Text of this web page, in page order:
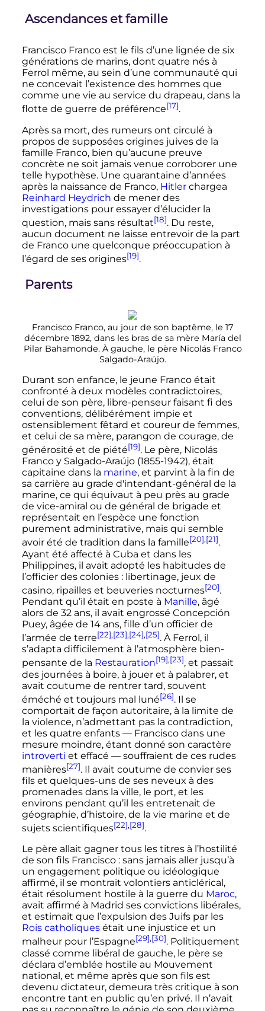
Ascendances et famille
Francisco Franco est le fils d’une lignée de six
générations de marins, dont quatre nés à
Ferrol même, au sein d’une communauté qui
ne concevait l’existence des hommes que
comme une vie au service du drapeau, dans la
flotte de guerre de préférence[17].
Après sa mort, des rumeurs ont circulé à
propos de supposées origines juives de la
famille Franco, bien qu’aucune preuve
concrète ne soit jamais venue corroborer une
telle hypothèse. Une quarantaine d’années
après la naissance de Franco, Hitlerchargea
Reinhard Heydrich de mener des
investigations pour essayer d’élucider la
question, mais sans résultat[18]. Du reste,
aucun document ne laisse entrevoir de la part
de Franco une quelconque préoccupation à
l’égard de ses origines[19].
Parents
Francisco Franco, au jour de son baptême, le 17
décembre 1892, dans les bras de sa mère María del
Pilar Bahamonde. À gauche, le père Nicolás Franco
Salgado-Araújo.
Durant son enfance, le jeune Franco était
confronté à deux modèles contradictoires,
celui de son père, libre-penseur faisant fi des
conventions, délibérément impie et
ostensiblement fêtard et coureur de femmes,
et celui de sa mère, parangon de courage, de
générosité et de piété[19]. Le père, Nicolás
Franco y Salgado-Araújo (1855-1942), était
capitaine dans la marine, et parvint à la fin de
sa carrière au grade d'intendant-général de la
marine, ce qui équivaut à peu près au grade
de vice-amiral ou de général de brigade et
représentait en l’espèce une fonction
purement administrative, mais qui semble
avoir été de tradition dans la famille[20],[21].
Ayant été affecté à Cuba et dans les
Philippines, il avait adopté les habitudes de
l’officier des colonies : libertinage, jeux de
casino, ripailles et beuveries nocturnes[20].
Pendant qu’il était en poste à Manille, âgé
alors de 32 ans, il avait engrossé Concepción
Puey, âgée de 14 ans, fille d’un officier de
l’armée de terre[22],[23],[24],[25]. À Ferrol, il
s’adapta difficilement à l’atmosphère bien-
pensante de la Restauration[19],[23], et passait
des journées à boire, à jouer et à palabrer, et
avait coutume de rentrer tard, souvent
éméché et toujours mal luné[26]. Il se
comportait de façon autoritaire, à la limite de
la violence, n’admettant pas la contradiction,
et les quatre enfants — Francisco dans une
mesure moindre, étant donné son caractère
introverti et effacé — souffraient de ces rudes
manières[27]. Il avait coutume de convier ses
fils et quelques-uns de ses neveux à des
promenades dans la ville, le port, et les
environs pendant qu’il les entretenait de
géographie, d’histoire, de la vie marine et de
sujets scientifiques[22],[28].
Le père allait gagner tous les titres à l’hostilité
de son fils Francisco : sans jamais aller jusqu’à
un engagement politique ou idéologique
affirmé, il se montrait volontiers anticlérical,
était résolument hostile à la guerre du Maroc,
avait affirmé à Madrid ses convictions libérales,
et estimait que l’expulsion des Juifs par les
Rois catholiquesétait une injustice et un
malheur pour l’Espagne[29],[30]. Politiquement
classé comme libéral de gauche, le père se
déclara d’emblée hostile au Mouvement
national, et même après que son fils est
devenu dictateur, demeura très critique à son
encontre tant en public qu’en privé. Il n’avait